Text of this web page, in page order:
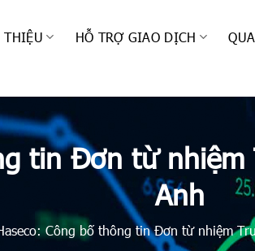
HỖ TRỢ GIAO DỊCH
tin Đơn từ nhiệm
Anh
Công bố thông tin Đơn từ nhiệm